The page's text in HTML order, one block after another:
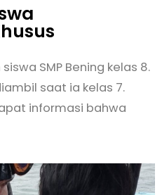
SMP Bening kelas 8.
saat ia kelas 7.
informasi bahwa